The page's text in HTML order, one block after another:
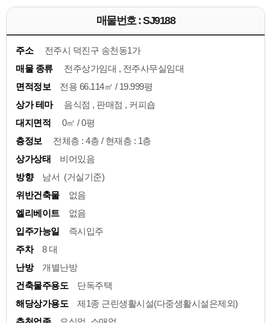
매물번호 : SJ9188
주소
전주시 덕진구 송천동1가
매물 종류
전주상가임대 , 전주사무실임대
면적정보
전용 66.114㎡ / 19.999평
상가 테마
음식점 , 판매점 , 커피숍
대지면적
0㎡ / 0평
층정보
전체층 : 4층 / 현재층 : 1층
상가상태
비어있음
방향
남서 (거실기준)
위반건축물
없음
엘리베이트
없음
입주가능일
즉시입주
주차
8 대
난방
개별난방
건축물주용도
단독주택
해당상가용도
제1종 근린생활시설(다중생활시설은제외)